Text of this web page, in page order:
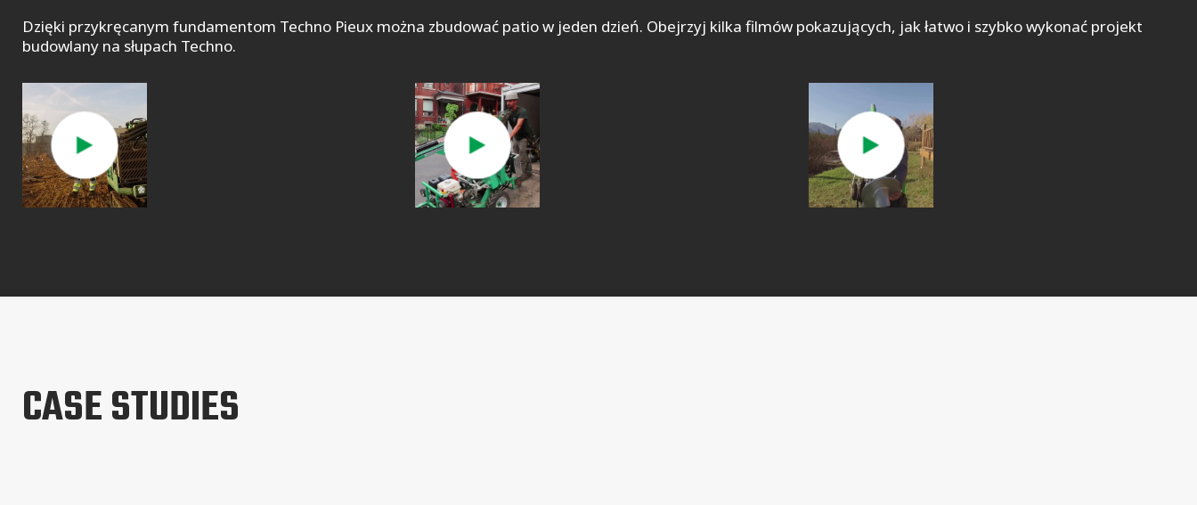
Dzięki przykręcanym fundamentom Techno Pieux można zbudować patio w jeden dzień. Obejrzyj kilka filmów pokazujących, jak łatwo i szybko wykonać projekt
budowlany na słupach Techno.
CASE STUDIES